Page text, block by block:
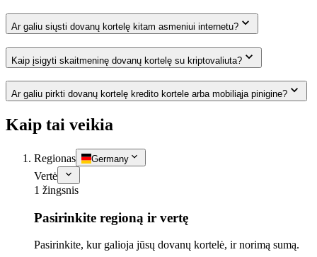
Ar galiu siųsti dovanų kortelę kitam asmeniui internetu?
Kaip įsigyti skaitmeninę dovanų kortelę su kriptovaliuta?
Ar galiu pirkti dovanų kortelę kredito kortele arba mobiliąja pinigine?
Kaip tai veikia
Regionas Germany
Vertė
1 žingsnis
Pasirinkite regioną ir vertę
Pasirinkite, kur galioja jūsų dovanų kortelė, ir norimą sumą.